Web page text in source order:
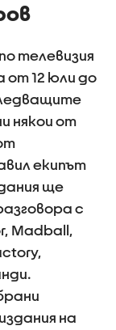
телевизия
от 12 юли до
някои от
екипът
ще
с
Madball,
на